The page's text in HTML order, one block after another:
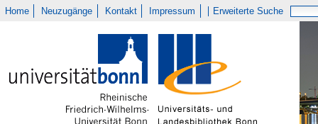
Home Neuzugänge Kontakt Impressum Erweiterte Suche